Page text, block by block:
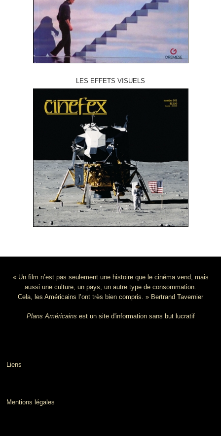
LES EFFETS VISUELS
« Un film n’est pas seulement une histoire que le cinéma vend, mais
aussi une culture, un pays, un autre type de consommation.
Cela, les Américains l’ont très bien compris. » Bertrand Tavernier
Plans Américains est un site d'information sans but lucratif
Liens
Mentions légales